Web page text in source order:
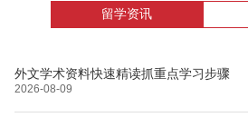
留学资讯
外文学术资料快速精读抓重点学习步骤
2026-08-09